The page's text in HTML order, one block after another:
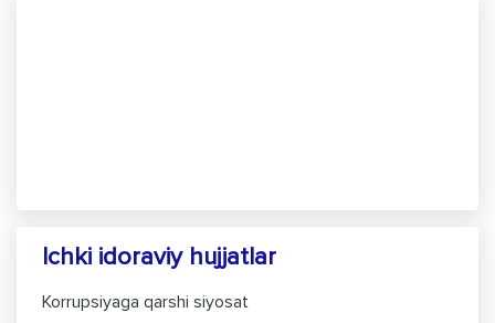
Ichki idoraviy hujjatlar
Korrupsiyaga qarshi siyosat